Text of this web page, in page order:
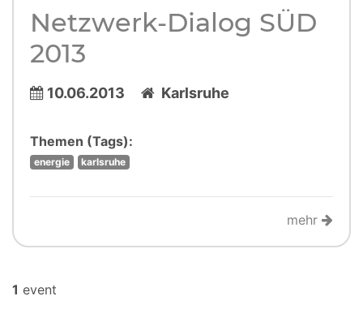
Netzwerk-Dialog SÜD
2013
10.06.2013 Karlsruhe
Themen (Tags):
energie karlsruhe
mehr
1 event